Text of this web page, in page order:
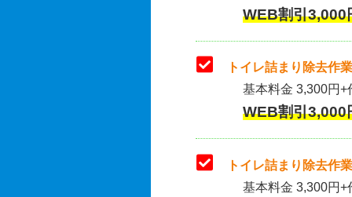
WEB割引
トイレ詰まり除去作
基本料金 3,300円+
WEB割引
トイレ詰まり除去作
基本料金 3,300円+